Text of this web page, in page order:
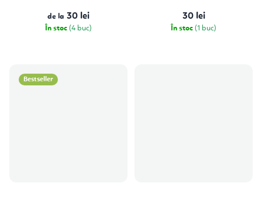
de la 30 lei
În stoc (4 buc)
30 lei
În stoc (1 buc)
Bestseller